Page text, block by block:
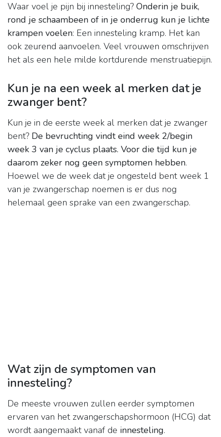
Waar voel je pijn bij innesteling? Onderin je buik,
rond je schaambeen of in je onderrug kun je lichte
krampen voelen: Een innesteling kramp. Het kan
ook zeurend aanvoelen. Veel vrouwen omschrijven
het als een hele milde kortdurende menstruatiepijn.
Kun je na een week al merken dat je
zwanger bent?
Kun je in de eerste week al merken dat je zwanger
bent? De bevruchting vindt eind week 2/begin
week 3 van je cyclus plaats. Voor die tijd kun je
daarom zeker nog geen symptomen hebben.
Hoewel we de week dat je ongesteld bent week 1
van je zwangerschap noemen is er dus nog
helemaal geen sprake van een zwangerschap.
Wat zijn de symptomen van
innesteling?
De meeste vrouwen zullen eerder symptomen
ervaren van het zwangerschapshormoon (HCG) dat
wordt aangemaakt vanaf de innesteling.